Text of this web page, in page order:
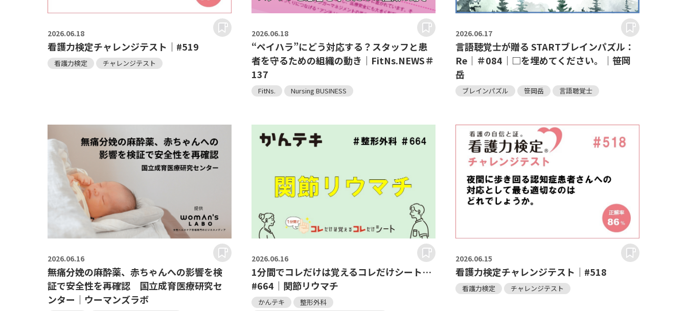
2026.06.18
看護力検定チャレンジテスト｜#519
看護力検定 チャレンジテスト
2026.06.18
“ペイハラ”にどう対応する？スタッフと患
者を守るための組織の動き｜FitNs.NEWS＃
137
FitNs. Nursing BUSINESS
2026.06.17
言語聴覚士が贈る STARTブレインパズル：
Re｜＃084｜□を埋めてください。｜笹岡
岳
ブレインパズル 笹岡岳 言語聴覚士
2026.06.16
無痛分娩の麻酔薬、赤ちゃんへの影響を検
証で安全性を再確認 国立成育医療研究セ
ンター｜ウーマンズラボ
2026.06.16
1分間でコレだけは覚えるコレだけシート…
#664｜関節リウマチ
かんテキ
整形外科
2026.06.15
看護力検定チャレンジテスト｜#518
看護力検定 チャレンジテスト